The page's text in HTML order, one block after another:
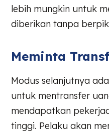
lebih mungkin untuk
diberikan tanpa
Meminta
Modus selanjutnya
untuk mentransfer
mendapatkan
tinggi. Pelaku akan